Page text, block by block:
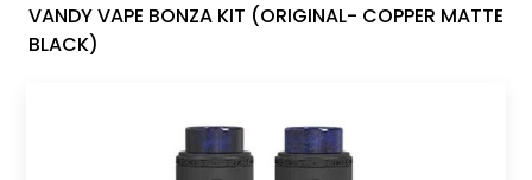
VANDY VAPE BONZA KIT (ORIGINAL- COPPER MATTE
BLACK)